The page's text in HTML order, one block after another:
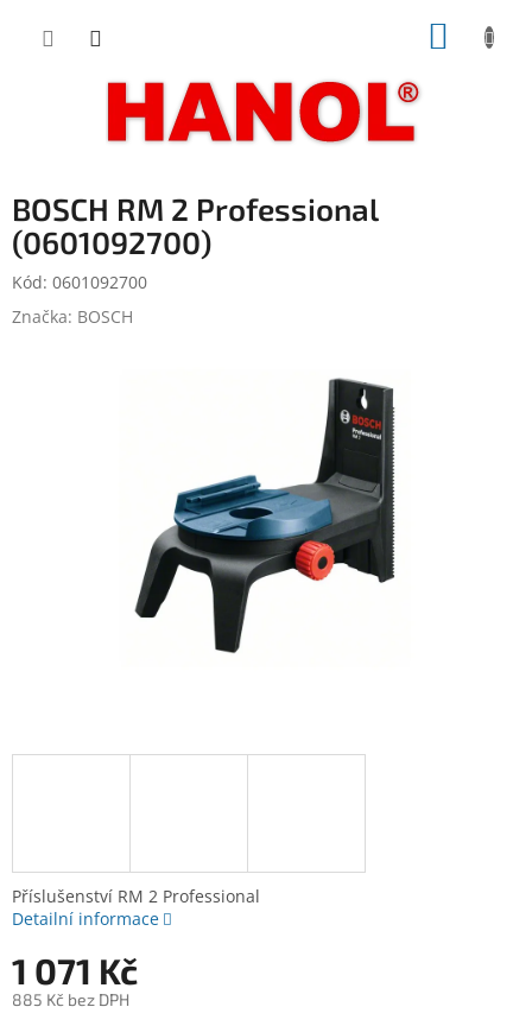
BOSCH RM 2 Professional
(0601092700)
Kód: 0601092700
Značka: BOSCH
Příslušenství RM 2 Professional
Detailní informace
1 071 Kč
885 Kč bez DPH